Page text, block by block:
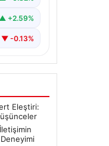
▲ +2.59%
▼ -0.13%
Eleştiri: